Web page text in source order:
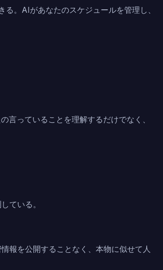
。AIがあなたのスケジュールを管理し、
言っていることを理解するだけでなく、
ている。
報を公開することなく、本物に似せて人